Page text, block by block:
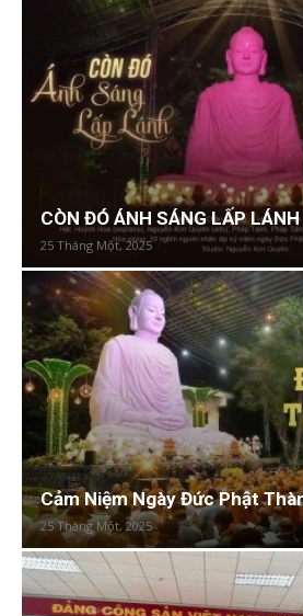
CÒN ĐÓ ÁNH SÁNG LẤP LÁNH
25 Tháng Một, 2025
Cảm Niệm Ngày Đức Phật
25 Tháng Một, 2025